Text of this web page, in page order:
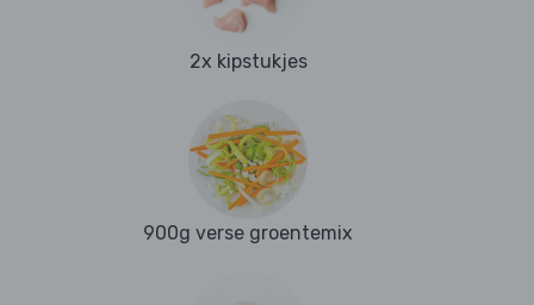
2x kipstukjes
900g verse groentemix